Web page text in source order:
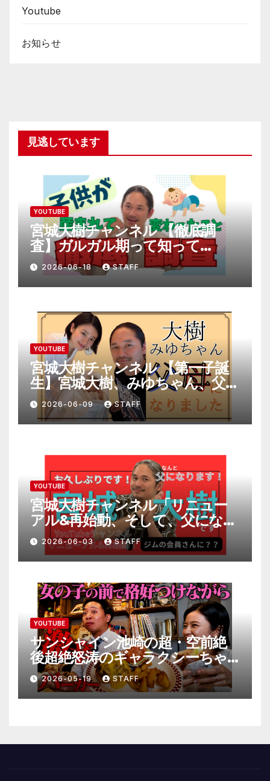
Youtube
お知らせ
見逃しています
YOUTUBE
宮城大樹チャンネル 【徹底調
査】ガルガル期って知って
る！？
2026-06-18 STAFF
YOUTUBE
宮城大樹チャンネル 【第一子誕
生】宮城大樹、みゆちゃん、父母
になりました。
2026-06-09 STAFF
YOUTUBE
宮城大樹チャンネル「リニュー
アル&再始動、そして、父になり
ます。」
2026-06-03 STAFF
YOUTUBE
サンシャイン池崎の超・空前絶
後超絶怒涛のギャラクシーちゃ
んねる極
2026-05-19 STAFF